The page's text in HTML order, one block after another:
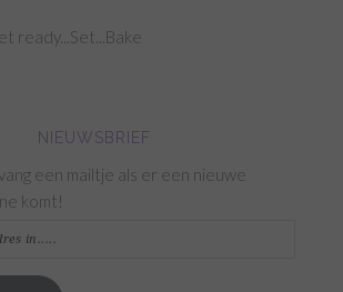
ready...Set...Bake
NIEUWSBRIEF
een mailtje als er een nieuwe
komt!